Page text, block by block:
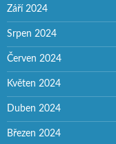
Září 2024
Srpen 2024
Červen 2024
Květen 2024
Duben 2024
Březen 2024